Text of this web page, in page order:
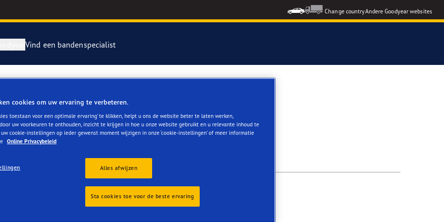
Change countryAndere Goodyear websites
4Seasons GEN-3
F1 SuperSport
RACING
Vind een bandenspecialist
cookies om uw ervaring te verbeteren.
toestaan voor een optimale ervaring’ te klikken, helpt u ons de website beter te laten werken,
uw voorkeuren te onthouden, inzicht te krijgen in hoe u onze website gebruikt en u relevante inhoud te
uw cookie-instellingen op ieder gewenst moment wijzigen in onze ‘cookie-instellingen’ of meer informatie
Online Privacybeleid
Alles afwijzen
Sta cookies toe voor de beste ervaring